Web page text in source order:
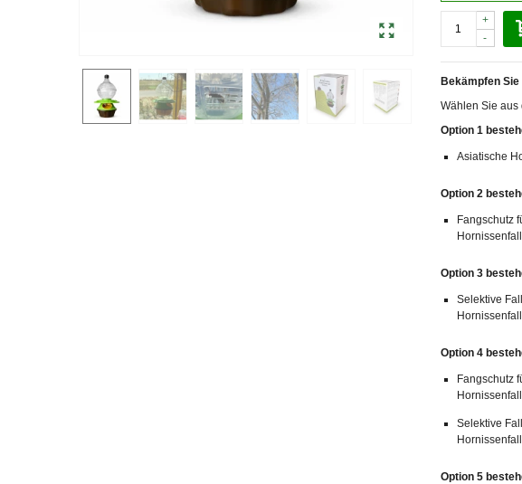
-
+
Bekämpfen
Wählen Sie
Option 1
Asiatische
Option 2
Fangschutz
Option 3
Selektive
Option 4
Fangschutz
Selektive
Option 5